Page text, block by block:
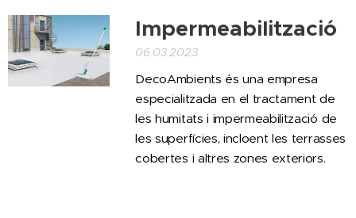
Impermeabilització
06.03.2023
DecoAmbients és una empresa
especialitzada en el tractament de
les humitats i impermeabilització de
les superfícies, incloent les terrasses
cobertes i altres zones exteriors.